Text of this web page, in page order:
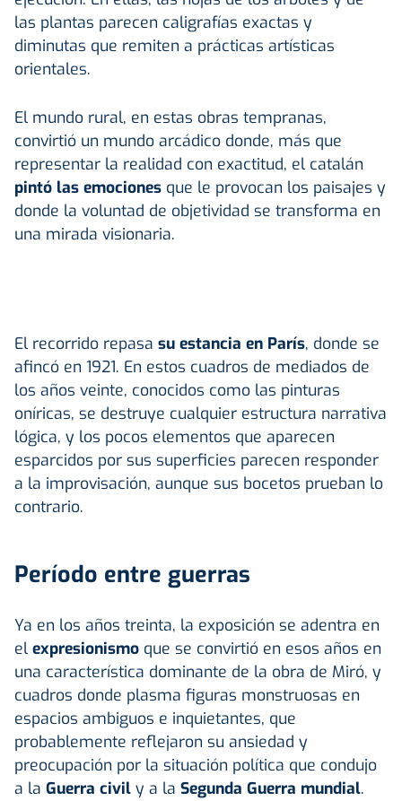
las plantas parecen caligrafías exactas y
diminutas que remiten a prácticas artísticas
orientales.
El mundo rural, en estas obras tempranas,
convirtió un mundo arcádico donde, más que
representar la realidad con exactitud, el catalán
pintó las emociones que le provocan los paisajes y
donde la voluntad de objetividad se transforma en
una mirada visionaria.
El recorrido repasa su estancia en París, donde se
afincó en 1921. En estos cuadros de mediados de
los años veinte, conocidos como las pinturas
oníricas, se destruye cualquier estructura narrativa
lógica, y los pocos elementos que aparecen
esparcidos por sus superficies parecen responder
a la improvisación, aunque sus bocetos prueban lo
contrario.
Período entre guerras
Ya en los años treinta, la exposición se adentra en
el expresionismo que se convirtió en esos años en
una característica dominante de la obra de Miró, y
cuadros donde plasma figuras monstruosas en
espacios ambiguos e inquietantes, que
probablemente reflejaron su ansiedad y
preocupación por la situación política que condujo
a la Guerra civil y a la Segunda Guerra mundial.